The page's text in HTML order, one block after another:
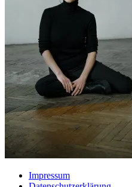
Impressum